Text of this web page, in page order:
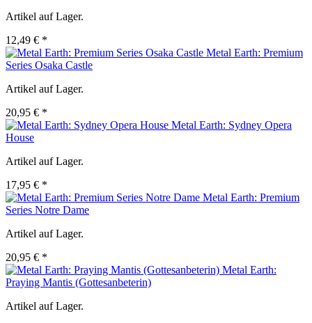
Artikel auf Lager.
12,49 € *
Metal Earth: Premium
Series Osaka Castle
Artikel auf Lager.
20,95 € *
Metal Earth: Sydney Opera
House
Artikel auf Lager.
17,95 € *
Metal Earth: Premium
Series Notre Dame
Artikel auf Lager.
20,95 € *
Metal Earth:
Praying Mantis (Gottesanbeterin)
Artikel auf Lager.